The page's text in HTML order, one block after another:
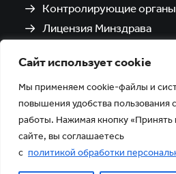
Сайт использует cookie
Мы применяем cookie-файлы и
повышения удобства пользования
работы. Нажимая кнопку «Принять
сайте, вы соглашаетесь
с политикой обработки
Контролирующие органы
Лицензия Минздрава
Политика обработки и
данных